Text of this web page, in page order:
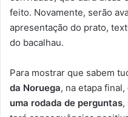
feito. Novamente, serão
apresentação do prato,
do bacalhau.
Para mostrar que sabem
da Noruega, na etapa
uma rodada de perguntas,